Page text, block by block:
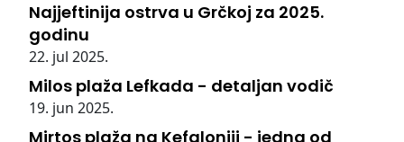
Najjeftinija ostrva u Grčkoj za 2025.
godinu
22. jul 2025.
Milos plaža Lefkada - detaljan vodič
19. jun 2025.
Mirtos plaža na Kefaloniji - jedna od